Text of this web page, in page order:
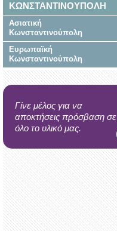
ΚΩΝΣΤΑΝΤΙΝΟΥΠΟΛΗ
Ασιατική
Κωνσταντινούπολη
Ευρωπαϊκή
Κωνσταντινούπολη
Γίνε μέλος για να
αποκτήσεις πρόσβαση σε
όλο το υλικό μας.